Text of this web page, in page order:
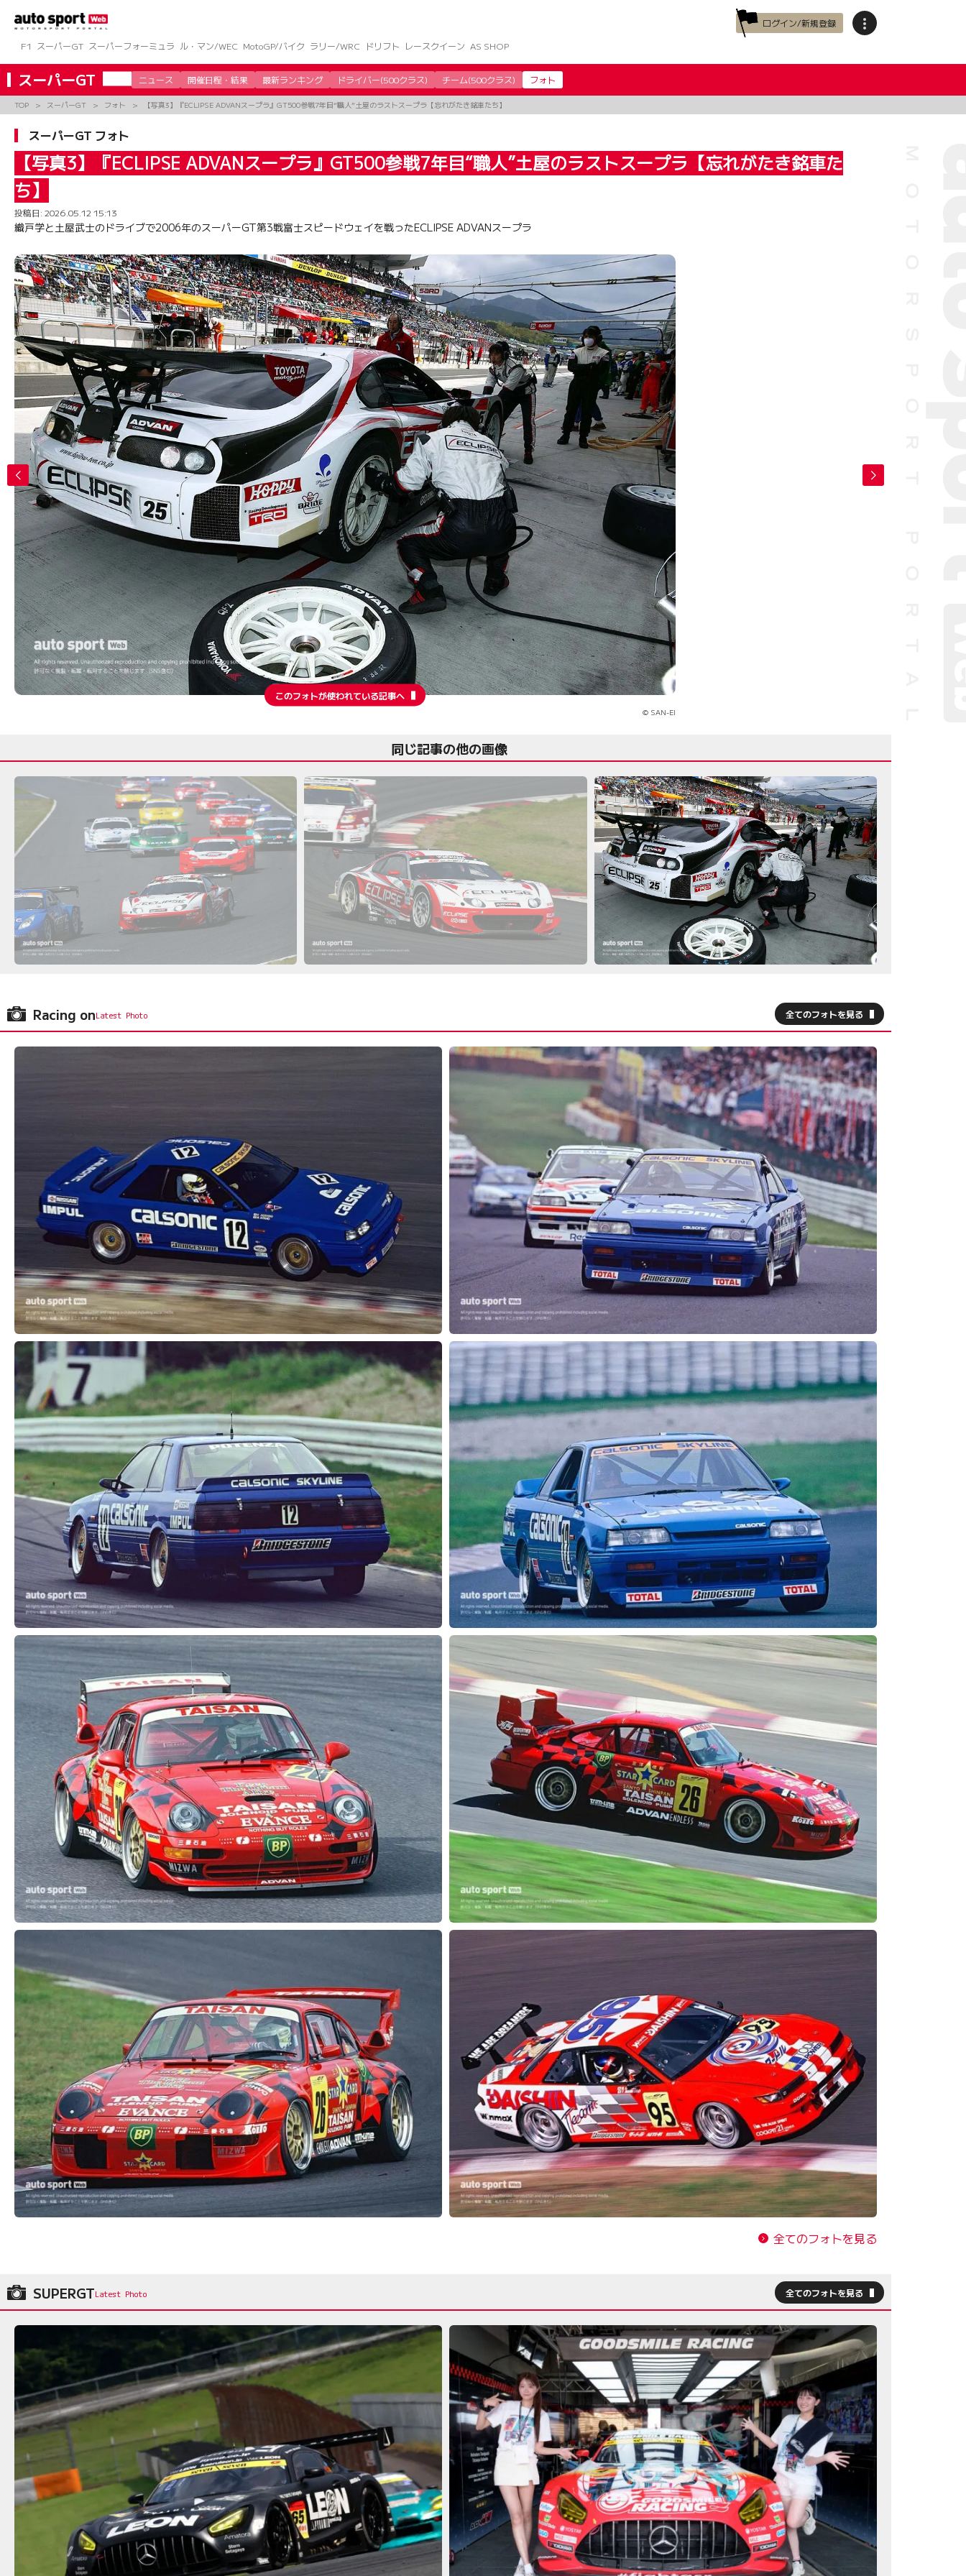
ツ
へ
ス
キ
ッ
ログイン/新規登録
F1
スーパーGT スーパーフォーミュラ ル・マン/WEC MotoGP/バイク ラリー/WRC ドリフト レースクイーン AS SHOP
スーパーGT ニュース 開催日程・結果 最新ランキング ドライバー(500クラス) チーム(500クラス) フォト
TOP スーパーGT フォト 【写真3】『ECLIPSE ADVANスープラ』GT500参戦7年目“職人”土屋のラストスープラ【忘れがたき銘車たち】
スーパーGT フォト
【写真3】『ECLIPSE ADVANスープラ』GT500参戦7年目“職人”土屋のラストスープラ【忘れがたき銘車た
ち】
投稿日: 2026.05.12 15:13
織戸学と土屋武士のドライブで2006年のスーパーGT第3戦富士スピードウェイを戦ったECLIPSE ADVANスープラ
このフォトが使われている記事へ
© SAN-EI
同じ記事の他の画像
Racing on 全てのフォトを見る
全てのフォトを見る
SUPERGT 全てのフォトを見る